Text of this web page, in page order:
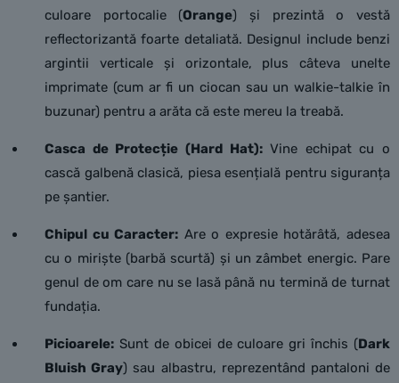
culoare portocalie (Orange) și prezintă o vestă
reflectorizantă foarte detaliată. Designul include benzi
argintii verticale și orizontale, plus câteva unelte
imprimate (cum ar fi un ciocan sau un walkie-talkie în
buzunar) pentru a arăta că este mereu la treabă.
Casca de Protecție (Hard Hat):Vine echipat cu o
cască galbenă clasică, piesa esențială pentru siguranța
pe șantier.
Chipul cu Caracter: Are o expresie hotărâtă, adesea
cu o miriște (barbă scurtă) și un zâmbet energic. Pare
genul de om care nu se lasă până nu termină de turnat
fundația.
Picioarele: Sunt de obicei de culoare gri închis (Dark
Bluish Gray) sau albastru, reprezentând pantaloni de